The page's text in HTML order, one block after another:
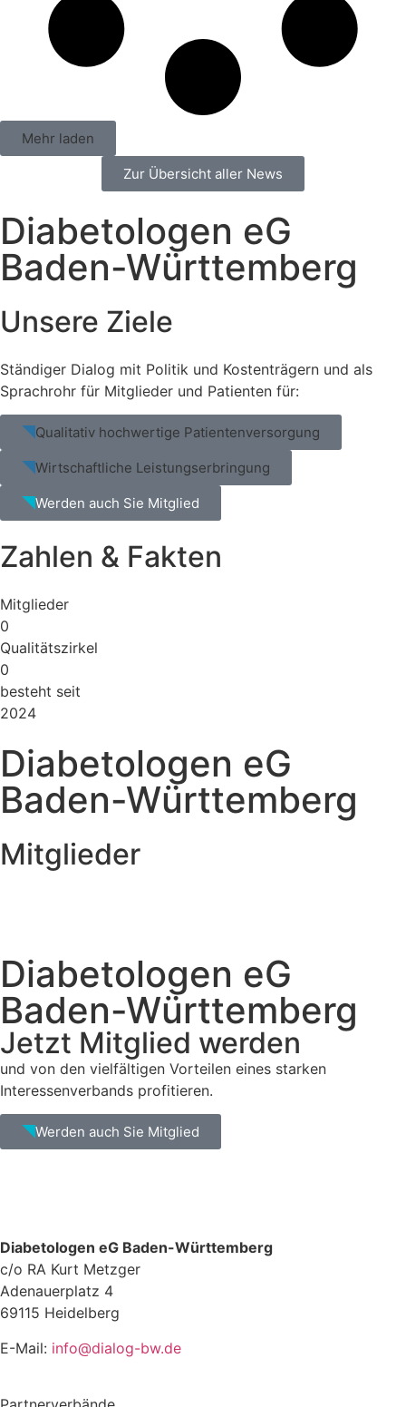
Mehr laden
Zur Übersicht aller News
Diabetologen eG
Baden-Württemberg
Unsere Ziele
Ständiger Dialog mit Politik und Kostenträgern und als
Sprachrohr für Mitglieder und Patienten für:
Qualitativ hochwertige Patientenversorgung​
Wirtschaftliche Leistungserbringung
Werden auch Sie Mitglied
Zahlen & Fakten
Mitglieder
0
Qualitätszirkel
0
besteht seit
2024
Diabetologen eG
Baden-Württemberg
Mitglieder
Diabetologen eG
Baden-Württemberg
Jetzt Mitglied werden
und von den vielfältigen Vorteilen eines starken
Interessenverbands profitieren.
Werden auch Sie Mitglied
Diabetologen eG Baden-Württemberg
c/o RA Kurt Metzger
Adenauerplatz 4
69115 Heidelberg
E-Mail: info@dialog-bw.de